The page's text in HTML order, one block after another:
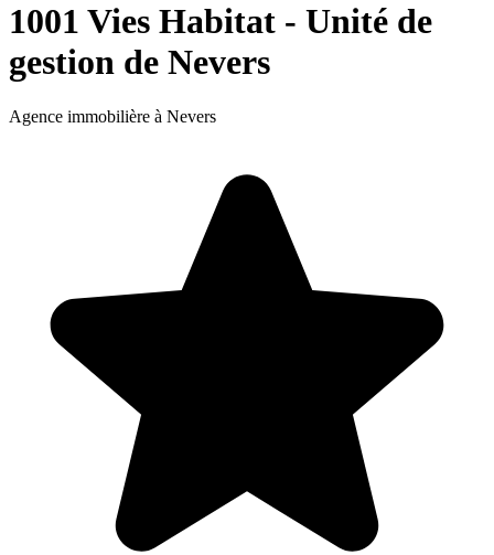
1001 Vies Habitat - Unité de
gestion de Nevers
Agence immobilière à Nevers